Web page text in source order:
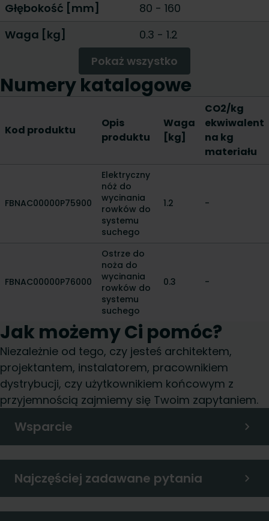
Głębokość [mm] 80 - 160
Waga [kg]
0.3 - 1.2
Pokaż wszystko
Numery katalogowe
Kod produktu
Opis
produktu
Waga
[kg]
CO2/kg
ekwiwalent
na kg
materiału
FBNAC00000P75900
Elektryczny
nóż do
wycinania
rowków do
systemu
suchego
1.2 -
FBNAC00000P76000
Ostrze do
noża do
wycinania
rowków do
systemu
suchego
0.3 -
Jak możemy Ci pomóc?
Niezależnie od tego, czy jesteś architektem,
projektantem, instalatorem, pracownikiem
dystrybucji, czy użytkownikiem końcowym z
przyjemnością zajmiemy się Twoim zapytaniem.
Wsparcie
Najczęściej zadawane pytania